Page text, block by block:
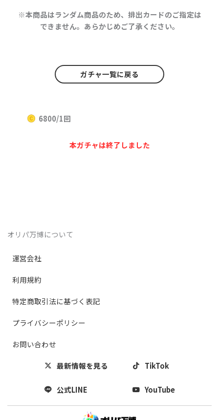
※本商品はランダム商品のため、排出カードのご指定は
できません。あらかじめご了承ください。
ガチャ一覧に戻る
6800/1回
本ガチャは終了しました
オリパ万博について
運営会社
利用規約
特定商取引法に基づく表記
プライバシーポリシー
お問い合わせ
最新情報を見る TikTok
公式LINE YouTube